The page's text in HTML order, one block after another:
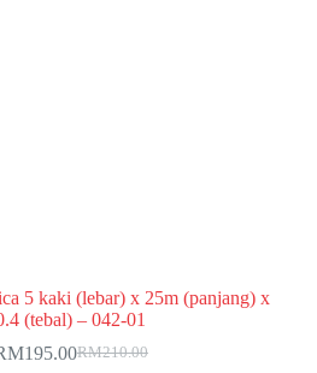
5 kaki (lebar) x 25m (panjang) x
(tebal) – 042-01
RM210.00
195.00